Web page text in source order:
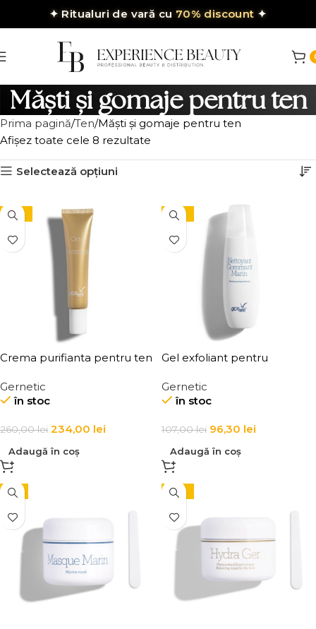
✦ Ritualuri de vară cu 70% discount ✦
Măști și gomaje pentru ten
Prima pagină Ten Măști și gomaje pentru ten
Afișez toate cele 8 rezultate
Selectează opțiuni
-10%
Crema purifianta pentru ten
Octo Purifying Cream for the
Face
Gernetic
în stoc
260,00lei 234,00 lei
Adaugă în coș
-10%
Gel exfoliant pentru
corpului Nettoyant
Gommant Marin
Gernetic
în stoc
107,00lei 96,30 lei
Adaugă în coș
-5% -10%